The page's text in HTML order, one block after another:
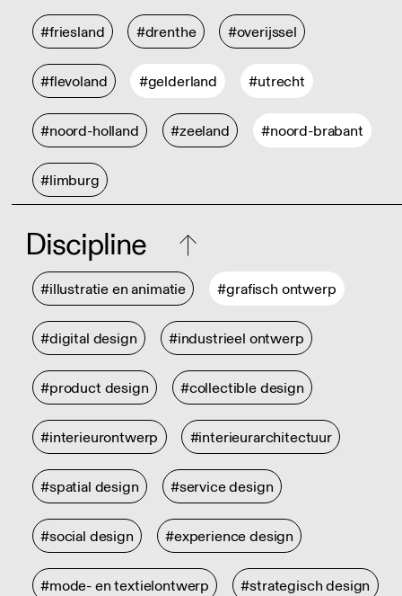
#friesland #drenthe #overijssel
#flevoland #gelderland #utrecht
#noord-holland #zeeland #noord-brabant
#limburg
Discipline
#illustratie en animatie #grafisch ontwerp
#digital design #industrieel ontwerp
#product design #collectible design
#interieurontwerp #interieurarchitectuur
#spatial design #service design
#social design #experience design
#mode- en textielontwerp #strategisch design